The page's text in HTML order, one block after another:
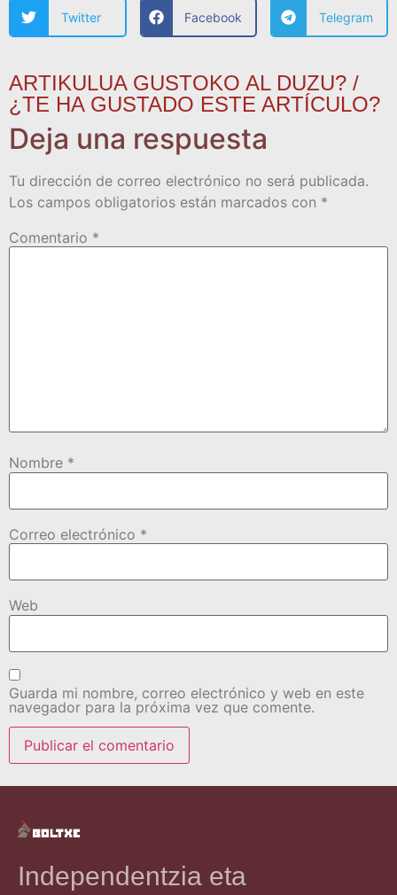
Twitter Facebook Telegram
ARTIKULUA GUSTOKO AL DUZU? /
¿TE HA GUSTADO ESTE ARTÍCULO?
Deja una respuesta
Tu dirección de correo electrónico no será publicada.
Los campos obligatorios están marcados con *
Comentario *
Nombre *
Correo electrónico *
Web
Guarda mi nombre, correo electrónico y web en este
navegador para la próxima vez que comente.
Independentzia eta